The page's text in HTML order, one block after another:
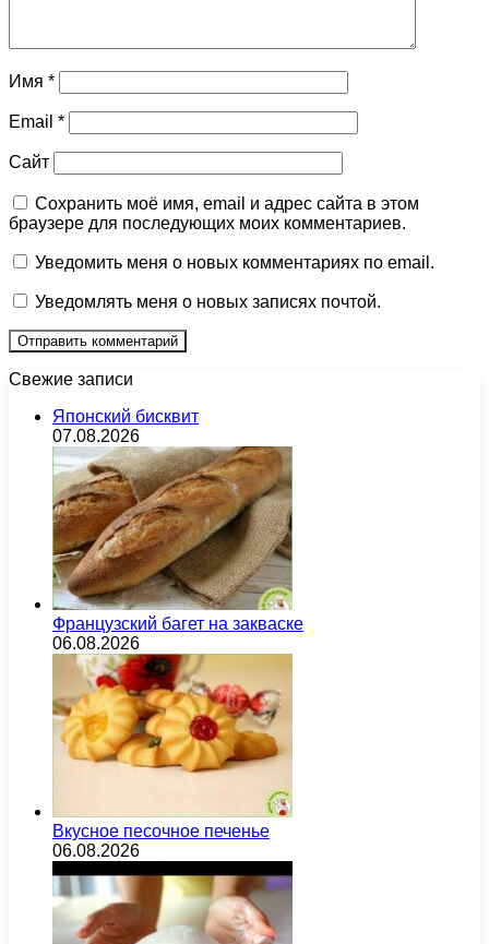
Имя *
Email *
Сайт
Сохранить моё имя, email и адрес сайта в этом
браузере для последующих моих комментариев.
Уведомить меня о новых комментариях по email.
Уведомлять меня о новых записях почтой.
Свежие записи
Японский бисквит
07.08.2026
Французский багет на закваске
06.08.2026
Вкусное песочное печенье
06.08.2026